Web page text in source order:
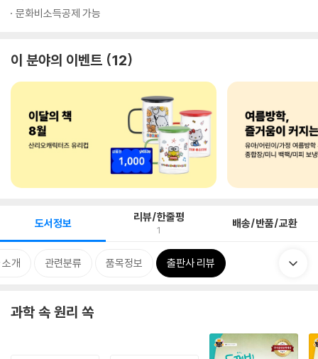
문화비소득공제 가능
이 분야의 이벤트 12
도서정보 리뷰/한줄평
1 배송/반품/교환
개 관련분류 품목정보 출판사 리뷰
과학 속 원리 쏙